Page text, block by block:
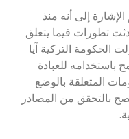
إلى أنه منذ
في سبتمبر 2021، حدثت تطورات فيما يتعلق
وفي يوليو 2020، حولت الحكومة التركية آيا
للعبادة
المتعلقة بالوضع
بالتحقق من المصادر